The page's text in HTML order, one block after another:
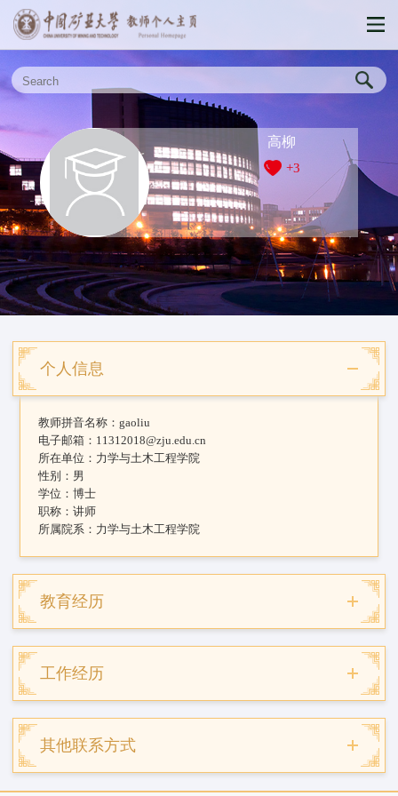
高柳
+3
个人信息
教师拼音名称：gaoliu
电子邮箱： 11312018@zju.edu.cn
所在单位： 力学与土木工程学院
性别： 男
学位：博士
职称：讲师
所属院系： 力学与土木工程学院
教育经历
工作经历
其他联系方式